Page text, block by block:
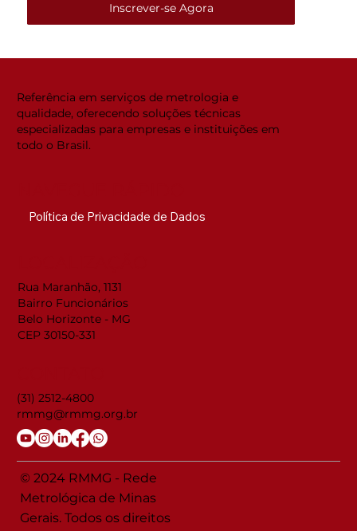
Inscrever-se Agora
Referência em serviços de metrologia e
qualidade, oferecendo soluções técnicas
especializadas para empresas e instituições em
todo o Brasil.
Política de Privacidade de Dados
Rua Maranhão, 1131
Bairro Funcionários
Belo Horizonte - MG
CEP 30150-331
(31) 2512-4800
rmmg@rmmg.org.br
© 2024 RMMG - Rede
Metrológica de Minas
Gerais. Todos os direitos